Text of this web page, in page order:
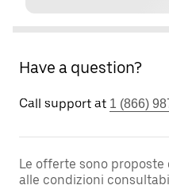
Have a question?
Call support at 1 (866)
Le offerte sono
alle condizioni